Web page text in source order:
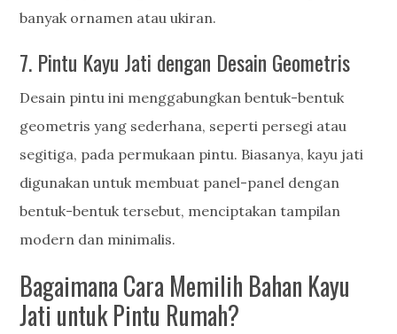
banyak ornamen atau ukiran.
7. Pintu Kayu Jati dengan Desain Geometris
Desain pintu ini menggabungkan bentuk-bentuk
geometris yang sederhana, seperti persegi atau
segitiga, pada permukaan pintu. Biasanya, kayu jati
digunakan untuk membuat panel-panel dengan
bentuk-bentuk tersebut, menciptakan tampilan
modern dan minimalis.
Bagaimana Cara Memilih Bahan Kayu
Jati untuk Pintu Rumah?